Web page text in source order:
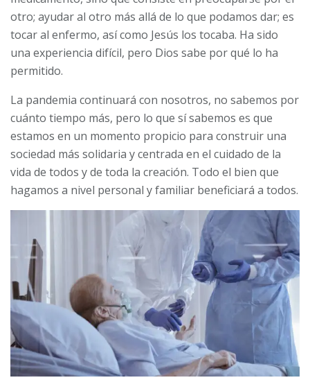
otro; ayudar al otro más allá de lo que podamos dar; es
tocar al enfermo, así como Jesús los tocaba. Ha sido
una experiencia difícil, pero Dios sabe por qué lo ha
permitido.
La pandemia continuará con nosotros, no sabemos por
cuánto tiempo más, pero lo que sí sabemos es que
estamos en un momento propicio para construir una
sociedad más solidaria y centrada en el cuidado de la
vida de todos y de toda la creación. Todo el bien que
hagamos a nivel personal y familiar beneficiará a todos.